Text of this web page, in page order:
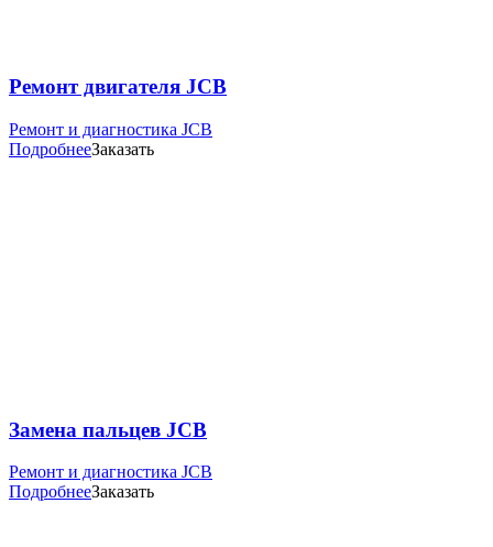
Ремонт двигателя JCB
Ремонт и диагностика JCB
ПодробнееЗаказать
Замена пальцев JCB
Ремонт и диагностика JCB
ПодробнееЗаказать